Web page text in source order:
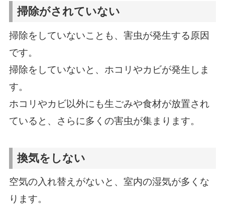
掃除がされていない
掃除をしていないことも、害虫が発生する原因
です。
掃除をしていないと、ホコリやカビが発生しま
す。
ホコリやカビ以外にも生ごみや食材が放置され
ていると、さらに多くの害虫が集まります。
換気をしない
空気の入れ替えがないと、室内の湿気が多くな
ります。